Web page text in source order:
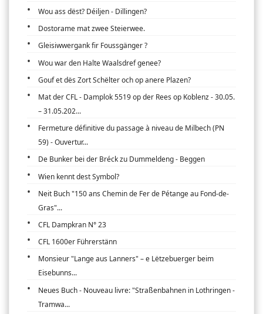
Wou ass dëst? Déiljen - Dillingen?
Dostorame mat zwee Steierwee.
Gleisiwwergank fir Foussgänger ?
Wou war den Halte Waalsdref genee?
Gouf et dës Zort Schëlter och op anere Plazen?
Mat der CFL - Damplok 5519 op der Rees op Koblenz - 30.05.
– 31.05.202...
Fermeture définitive du passage à niveau de Milbech (PN
59) - Ouvertur...
De Bunker bei der Bréck zu Dummeldeng - Beggen
Wien kennt dest Symbol?
Neit Buch "150 ans Chemin de Fer de Pétange au Fond-de-
Gras"...
CFL Dampkran N° 23
CFL 1600er Führerstänn
Monsieur "Lange aus Lanners" – e Lëtzebuerger beim
Eisebunns...
Neues Buch - Nouveau livre: "Straßenbahnen in Lothringen -
Tramwa...